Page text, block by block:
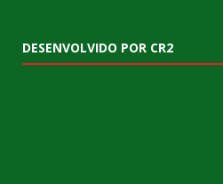
DESENVOLVIDO POR CR2